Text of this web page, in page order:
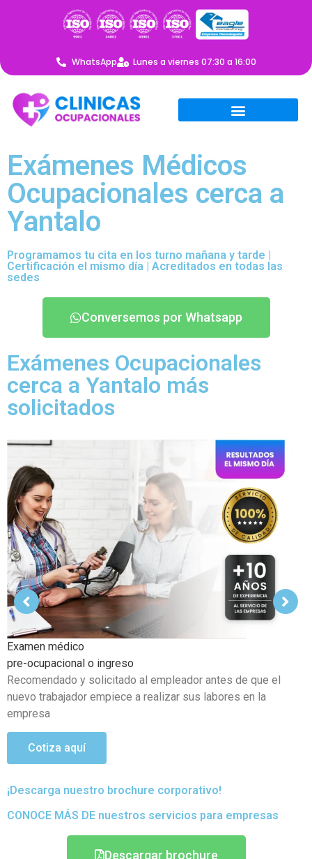
WhatsApp Lunes a viernes 07:30 a 16:00
Exámenes Médicos
Ocupacionales cerca a
Yantalo
Programamos tu cita en los turno mañana y tarde |
Certificación el mismo día | Acreditados en todas las
sedes
Conversemos por Whatsapp
Exámenes Ocupacionales
cerca a Yantalo más
solicitados
Examen médico Ocupacional Periódicos o anuales
Objetivo de poder detectar si existen problemas de salud
que se hayan podido generar en el transcurso de sus
actividades
Cotiza aquí
¡Descarga nuestro brochure corporativo!
CONOCE MÁS DE nuestros servicios para empresas
Descargar brochure